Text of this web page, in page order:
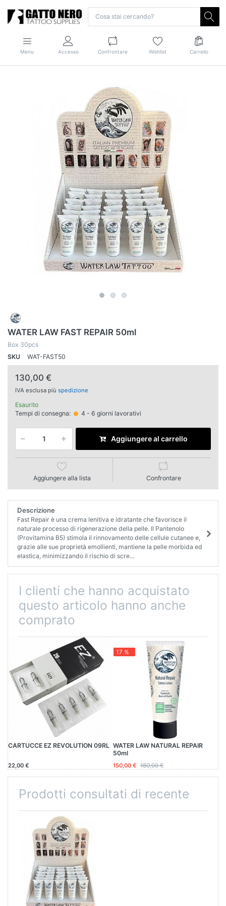
Menu Accesso Confrontare Wishlist Carrello
WATER LAW FAST REPAIR 50ml
Box 30pcs
SKU
WAT-FAST50
130,00 €
IVA esclusa più spedizione
Esaurito
Tempi di consegna:
4 - 6 giorni lavorativi
Aggiungere al carrello
Aggiungere alla lista Confrontare
Descrizione
Fast Repair è una crema lenitiva e idratante che favorisce il
naturale processo di rigenerazione della pelle. Il Pantenolo
(Provitamina B5) stimola il rinnovamento delle cellule cutanee e,
grazie alle sue proprietà emollienti, mantiene la pelle morbida ed
elastica, minimizzando il rischio di scre...
I clienti che hanno acquistato
questo articolo hanno anche
comprato
CARTUCCE EZ REVOLUTION 09RL
22,00 €
17 %
WATER LAW NATURAL REPAIR
50ml
150,00 € 180,00 €
Prodotti consultati di recente